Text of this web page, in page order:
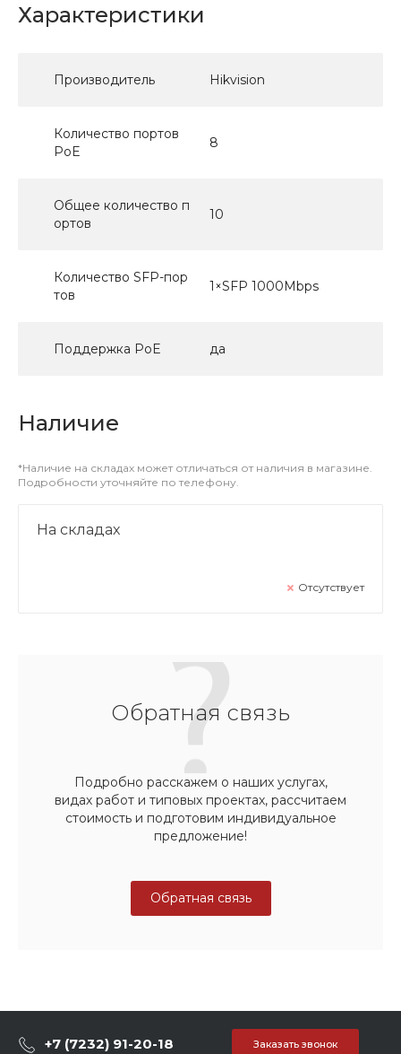
Характеристики
Производитель Hikvision
Количество портов
PoE
8
Общее количество п
ортов
10
Количество SFP-пор
тов
1×SFP 1000Mbps
Поддержка PoE да
Наличие
*Наличие на складах может отличаться от наличия в магазине.
Подробности уточняйте по телефону.
На складах
Отсутствует
Обратная связь
Подробно расскажем о наших услугах,
видах работ и типовых проектах, рассчитаем
стоимость и подготовим индивидуальное
предложение!
Обратная связь
+7 (7232) 91-20-18 Заказать звонок